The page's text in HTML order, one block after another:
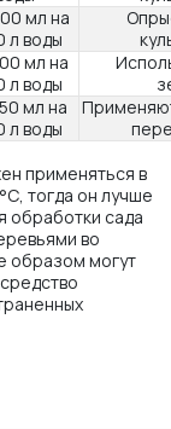
мл на
л воды
мл на
л воды
мл на
л воды
применяться в
тогда он лучше
обработки сада
во
образом могут